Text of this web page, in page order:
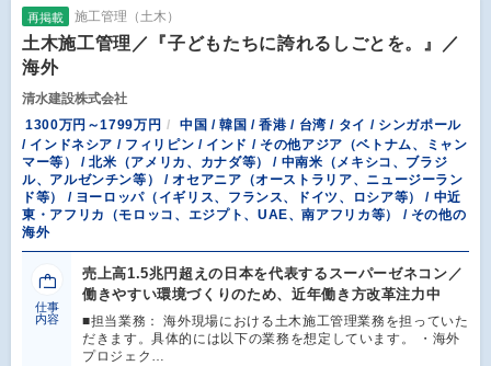
再掲載 施工管理（土木）
土木施工管理／『子どもたちに誇れるしごとを。』／
海外
清水建設株式会社
1300万円～1799万円
中国 / 韓国 / 香港 / 台湾 / タイ / シンガポール
/ インドネシア / フィリピン / インド / その他アジア（ベトナム、ミャン
マー等） / 北米（アメリカ、カナダ等） / 中南米（メキシコ、ブラジ
ル、アルゼンチン等） / オセアニア（オーストラリア、ニュージーラン
ド等） / ヨーロッパ（イギリス、フランス、ドイツ、ロシア等） / 中近
東・アフリカ（モロッコ、エジプト、UAE、南アフリカ等） / その他の
海外
仕事
内容
売上高1.5兆円超えの日本を代表するスーパーゼネコン／
働きやすい環境づくりのため、近年働き方改革注力中
■担当業務： 海外現場における土木施工管理業務を担っていた
だきます。具体的には以下の業務を想定しています。 ・海外
プロジェク…